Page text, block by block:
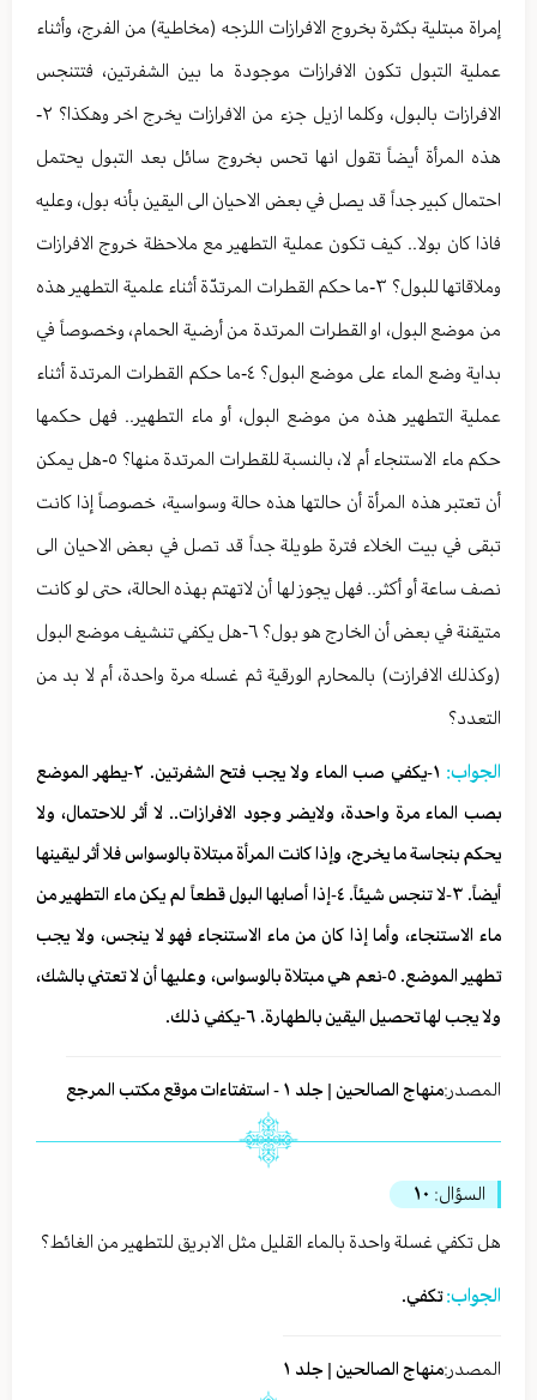
إمراة مبتلية بكثرة بخروج الافرازات اللزجه (مخاطية) من الفرج، وأثناء
عملية التبول تكون الافرازات موجودة ما بين الشفرتين، فتتنجس
الافرازات بالبول، وكلما ازيل جزء من الافرازات يخرج اخر وهكذا؟ ٢-
هذه المرأة أيضاً تقول انها تحس بخروج سائل بعد التبول يحتمل
احتمال كبير جداً قد يصل في بعض الاحيان الى اليقين بأنه بول، وعليه
فاذا كان بولا.. كيف تكون عملية التطهير مع ملاحظة خروج الافرازات
وملاقاتها للبول؟ ٣-ما حكم القطرات المرتدّة أثناء علمية التطهير هذه
من موضع البول، او القطرات المرتدة من أرضية الحمام، وخصوصاً في
بداية وضع الماء على موضع البول؟ ٤-ما حكم القطرات المرتدة أثناء
عملية التطهير هذه من موضع البول، أو ماء التطهير.. فهل حكمها
حكم ماء الاستنجاء أم لا، بالنسبة للقطرات المرتدة منها؟ ٥-هل يمكن
أن تعتبر هذه المرأة أن حالتها هذه حالة وسواسية، خصوصاً إذا كانت
تبقى في بيت الخلاء فترة طويلة جداً قد تصل في بعض الاحيان الى
نصف ساعة أو أكثر.. فهل يجوز لها أن لاتهتم بهذه الحالة، حتى لو كانت
متيقنة في بعض أن الخارج هو بول؟ ٦-هل يكفي تنشيف موضع البول
(وكذلك الافرازت) بالمحارم الورقية ثم غسله مرة واحدة، أم لا بد من
التعدد؟
الجواب:
١-يكفي صب الماء ولا يجب فتح الشفرتين. ٢-يطهر الموضع
بصب الماء مرة واحدة، ولايضر وجود الافرازات.. لا أثر للاحتمال، ولا
يحكم بنجاسة ما يخرج، وإذا كانت المرأة مبتلاة بالوسواس فلا أثر ليقينها
أيضاً. ٣-لا تنجس شيئاً. ٤-إذا أصابها البول قطعاً لم يكن ماء التطهير من
ماء الاستنجاء، وأما إذا كان من ماء الاستنجاء فهو لا ينجس، ولا يجب
تطهير الموضع. ٥-نعم هي مبتلاة بالوسواس، وعليها أن لا تعتني بالشك،
ولا يجب لها تحصيل اليقين بالطهارة. ٦-يكفي ذلك.
المصدر:منهاج الصالحين | جلد ١ - استفتاءات موقع مكتب المرجع
السؤال: ١٠
هل تكفي غسلة واحدة بالماء القليل مثل الابريق للتطهير من الغائط؟
الجواب:تكفي.
المصدر:منهاج الصالحين | جلد ١